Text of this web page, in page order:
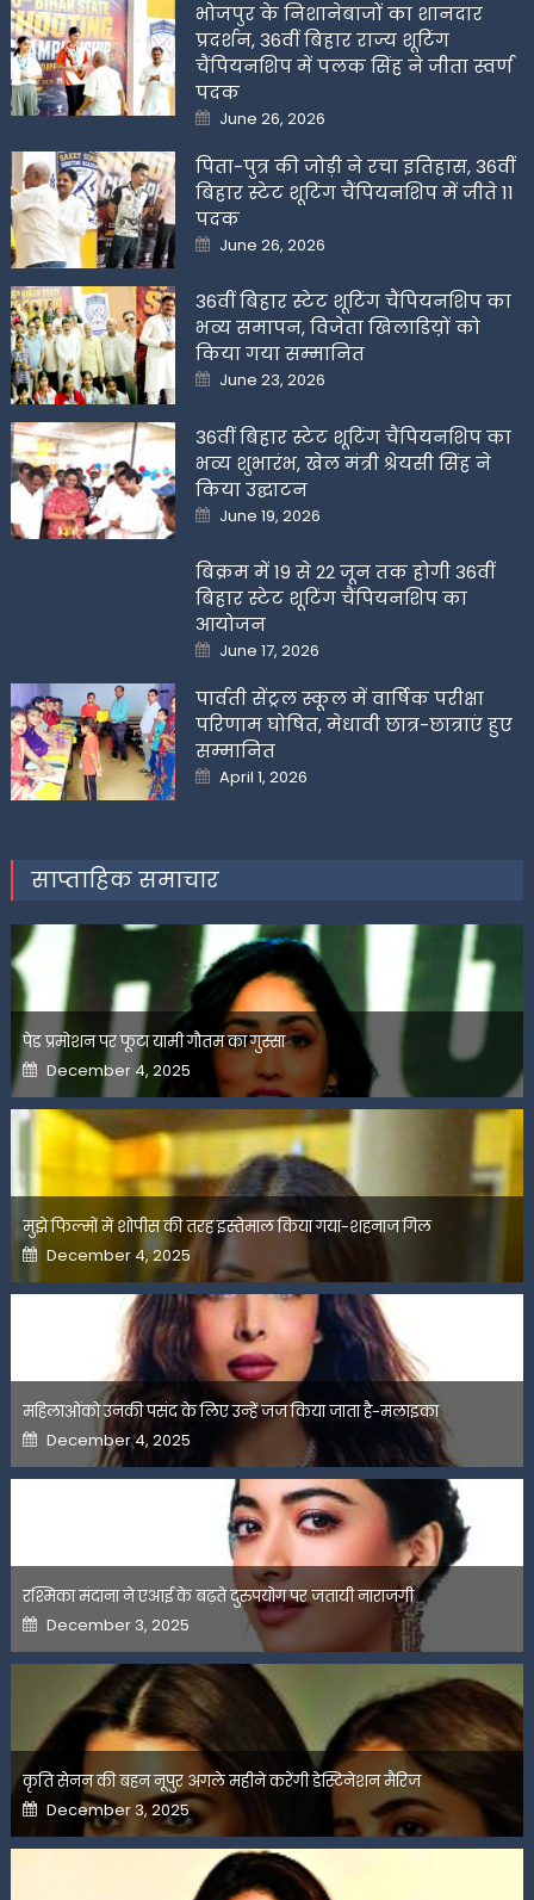
भोजपुर के निशानेबाजों का शानदार
प्रदर्शन, 36वीं बिहार राज्य शूटिंग
चैंपियनशिप में पलक सिंह ने जीता स्वर्ण
पदक
Posted
on
June 26, 2026
पिता-पुत्र की जोड़ी ने रचा इतिहास, 36वीं
बिहार स्टेट शूटिंग चैंपियनशिप में जीते 11
पदक
Posted
on
June 26, 2026
36वीं बिहार स्टेट शूटिंग चैंपियनशिप का
भव्य समापन, विजेता खिलाडिय़ों को
किया गया सम्मानित
Posted
on
June 23, 2026
36वीं बिहार स्टेट शूटिंग चैंपियनशिप का
भव्य शुभारंभ, खेल मंत्री श्रेयसी सिंह ने
किया उद्घाटन
Posted
on
June 19, 2026
बिक्रम में 19 से 22 जून तक होगी 36वीं
बिहार स्टेट शूटिंग चैंपियनशिप का
आयोजन
Posted
on
June 17, 2026
पार्वती सेंट्रल स्कूल में वार्षिक परीक्षा
परिणाम घोषित, मेधावी छात्र-छात्राएं हुए
सम्मानित
Posted
on
April 1, 2026
साप्ताहिक समाचार
पेड प्रमोशन पर फूटा यामी गौतम का गुस्सा
Posted
on
December 4, 2025
मुझे फिल्मों में शोपीस की तरह इस्तेमाल किया गया-शहनाज गिल
Posted
on
December 4, 2025
महिलाओंको उनकी पसंद के लिए उन्हें जज किया जाता है-मलाइका
Posted
on
December 4, 2025
रश्मिका मंदाना ने एआई के बढ़ते दुरुपयोग पर जतायी नाराजगी
Posted
on
December 3, 2025
कृति सेनन की बहन नूपुर अगले महीने करेंगी डेस्टिनेशन मैरिज
Posted
on
December 3, 2025